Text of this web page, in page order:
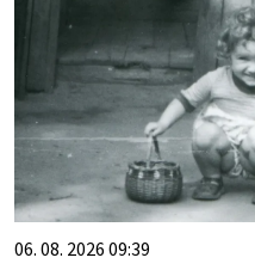
06. 08. 2026 09:39